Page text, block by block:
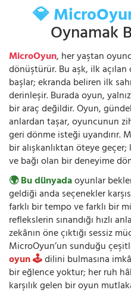
💎
Oynamak
MicroOyun, her yaştan
dönüştürür. Bu aşk, ilk
başlar; ekranda beliren ilk
derinleşir. Burada oyun,
bir araç değildir. Oyun,
anlardan taşar, oyuncunun
geri dönme isteği uyandırır.
bir alışkanlıktan öteye
ve bağı olan bir deneyime
🌍 Bu dünyadaoyunlar
geldiği anda seçenekler
farklı bir tempo ve farklı bir
reflekslerin sınandığı hızlı
zekânın öne çıktığı sessiz
MicroOyun’un sunduğu
oyun 🕹️dilini bulmasına
bir eğlence yoktur; her ruh
karşılık gelen bir oyun